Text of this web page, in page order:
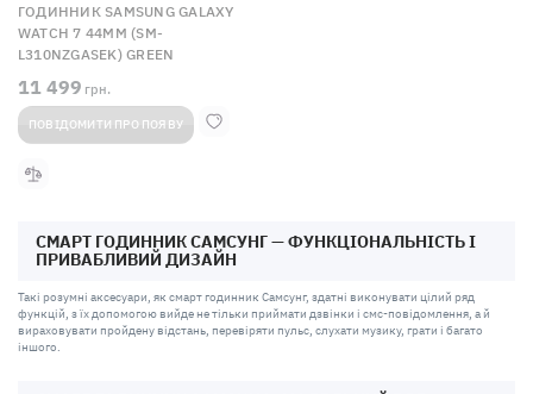
ГОДИННИК SAMSUNG GALAXY
WATCH 7 44MM (SM-
L310NZGASEK) GREEN
11 499 грн.
ПОВІДОМИТИ ПРО ПОЯВУ
CМАРТ ГОДИННИК CАМСУНГ — ФУНКЦІОНАЛЬНІСТЬ І
ПРИВАБЛИВИЙ ДИЗАЙН
Такі розумні аксесуари, як смарт годинник Самсунг, здатні виконувати цілий ряд
функцій, з їх допомогою вийде не тільки приймати дзвінки і смс-повідомлення, а й
вираховувати пройдену відстань, перевіряти пульс, слухати музику, грати і багато
іншого.